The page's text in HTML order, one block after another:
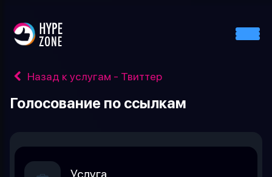
Назад к услугам - Твиттер
Голосование по ссылкам
Услуга